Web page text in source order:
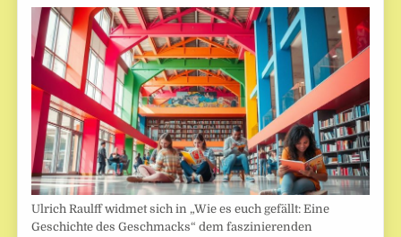
Ulrich Raulff widmet sich in „Wie es euch gefällt: Eine
Geschichte des Geschmacks“ dem faszinierenden